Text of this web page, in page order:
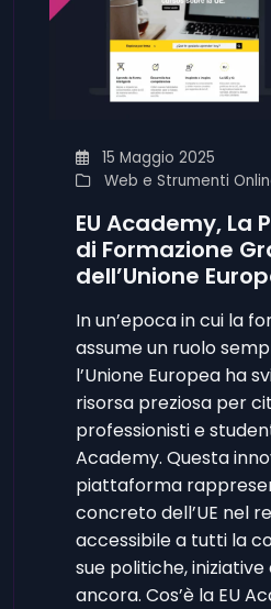
15 Maggio 2025
Web e Strumenti
EU Academy, La
di Formazione
dell’Unione
In un’epoca in cui la
assume un ruolo
l’Unione Europea ha
risorsa preziosa per
professionisti e
Academy. Questa
piattaforma
concreto dell’UE nel
accessibile a tutti la
sue politiche,
ancora. Cos’è la EU